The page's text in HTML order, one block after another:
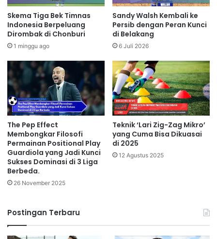
Skema Tiga Bek Timnas
Indonesia Berpeluang
Dirombak di Chonburi
1 minggu ago
Sandy Walsh Kembali ke
Persib dengan Peran Kunci
di Belakang
6 Juli 2026
The Pep Effect
Membongkar Filosofi
Permainan Positional Play
Guardiola yang Jadi Kunci
Sukses Dominasi di 3 Liga
Berbeda.
26 November 2025
Teknik ‘Lari Zig-Zag Mikro’
yang Cuma Bisa Dikuasai
di 2025
12 Agustus 2025
Postingan Terbaru